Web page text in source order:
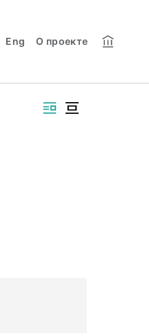
Eng О проекте